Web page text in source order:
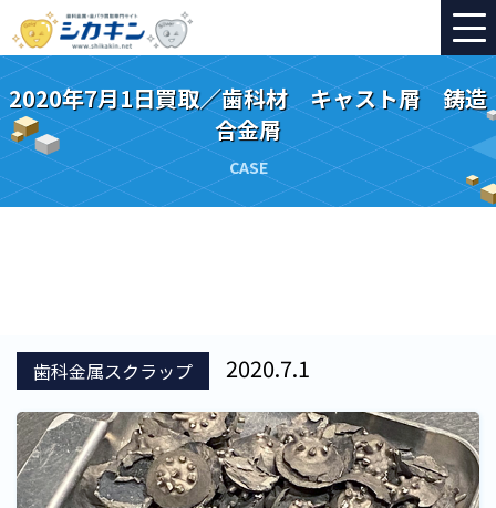
2020年7月1日買取／歯科材 キャスト屑 鋳造
合金屑
CASE
歯科金属スクラップ 2020.7.1